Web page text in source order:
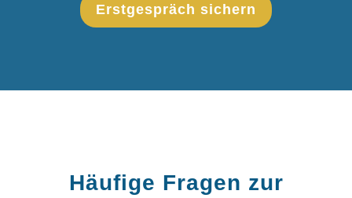
Erstgespräch sichern
Häufige Fragen zur